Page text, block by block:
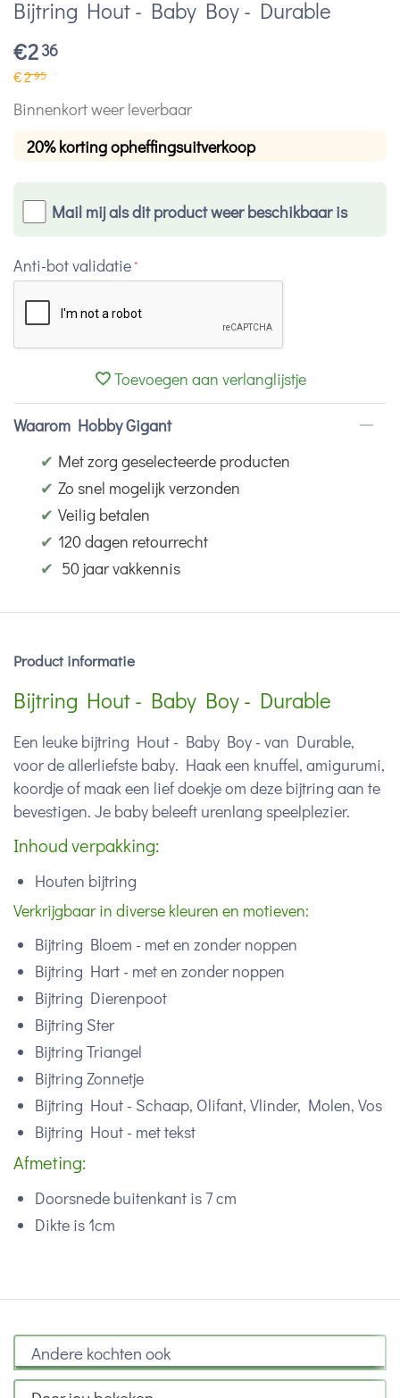
Bijtring Hout - Baby Boy - Durable
€236
€295
Binnenkort weer leverbaar
20% korting opheffingsuitverkoop
Mail mij als dit product weer beschikbaar is
Anti-bot validatie
Toevoegen aan verlanglijstje
Waarom Hobby Gigant
✔ Met zorg geselecteerde producten
✔ Zo snel mogelijk verzonden
✔ Veilig betalen
✔ 120 dagen retourrecht
✔ 50 jaar vakkennis
Product informatie
Bijtring Hout - Baby Boy - Durable
Een leuke bijtring Hout - Baby Boy - van Durable,
voor de allerliefste baby. Haak een knuffel, amigurumi,
koordje of maak een lief doekje om deze bijtring aan te
bevestigen. Je baby beleeft urenlang speelplezier.
Inhoud verpakking:
Houten bijtring
Verkrijgbaar in diverse kleuren en motieven:
Bijtring Bloem - met en zonder noppen
Bijtring Hart - met en zonder noppen
Bijtring Dierenpoot
Bijtring Ster
Bijtring Triangel
Bijtring Zonnetje
Bijtring Hout - Schaap, Olifant, Vlinder, Molen, Vos
Bijtring Hout - met tekst
Afmeting:
Doorsnede buitenkant is 7 cm
Dikte is 1cm
Andere kochten ook